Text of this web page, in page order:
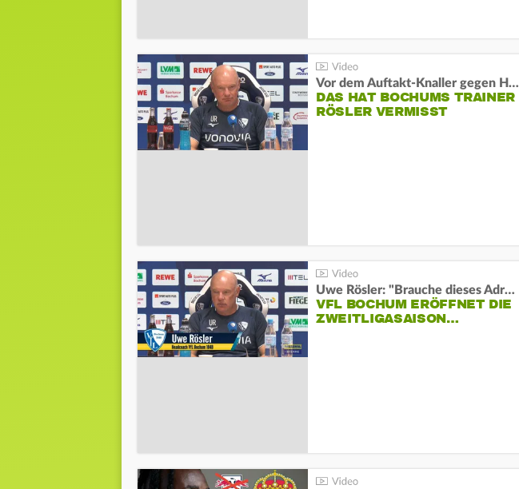
Vor dem Auftakt-Knaller gegen Hertha:
DAS HAT BOCHUMS TRAINER
RÖSLER VERMISST
Uwe Rösler: "Brauche dieses Adrenalin"
VFL BOCHUM ERÖFFNET DIE
ZWEITLIGASAISON…